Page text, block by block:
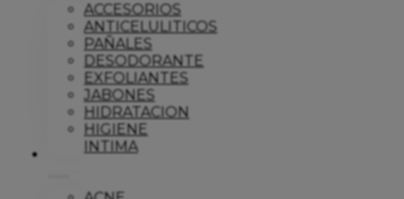
ACCESORIOS
ANTICELULITICOS
PAÑALES
DESODORANTE
EXFOLIANTES
JABONES
HIDRATACION
HIGIENE
INTIMA
Dermo